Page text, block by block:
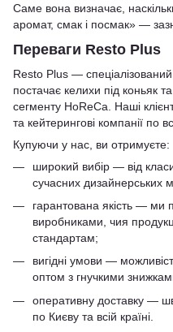
Саме вона визначає,
аромат, смак і посмак» —
Переваги Resto Plus
Resto Plus —
постачає келихи під коньяк
сегменту HoReCa. Наші
та кейтерингові компанії по
Купуючи у нас, ви отримуєте:
широкий вибір — від
сучасних дизайнерських
гарантована якість —
виробниками, чия
стандартам;
вигідні умови —
оптом з гнучкими
оперативну доставку —
по Києву та всій країні.